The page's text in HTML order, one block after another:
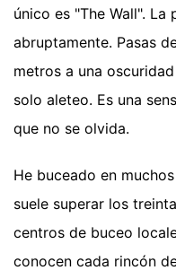
único es "The Wall".
abruptamente. Pasas
metros a una
solo aleteo. Es una
que no se olvida.
He buceado en
suele superar los
centros de buceo
conocen cada rincón